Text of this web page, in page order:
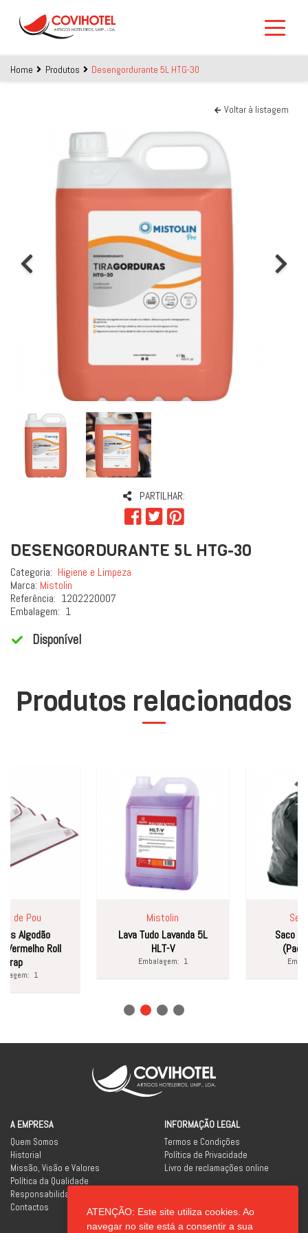
ATENÇÃO: Este site utiliza cookies. Ao
navegar no site está a consentir a sua
Home Produtos Desengordurante 5L HTG-30
Voltar à listagem
PARTILHAR:
DESENGORDURANTE 5L HTG-30
Categoria: Higiene e Limpeza
Marca: Mistolin
Referência: 1202220007
Embalagem: 1
Disponível
Produtos relacionados
Pou
Roll
1
Mistolin
Lava Tudo Lavanda 5L
HLT-V
Embalagem:1
Sem
Saco Lixo
(Pack10
A EMPRESA
Quem Somos
Historial
Missão, Visão e Valores
Política da Qualidade
Responsabilidade Social
Contactos
INFORMAÇÃO LEGAL
Termos e Condições
Política de Privacidade
Livro de reclamações online
REDES SOCIAIS